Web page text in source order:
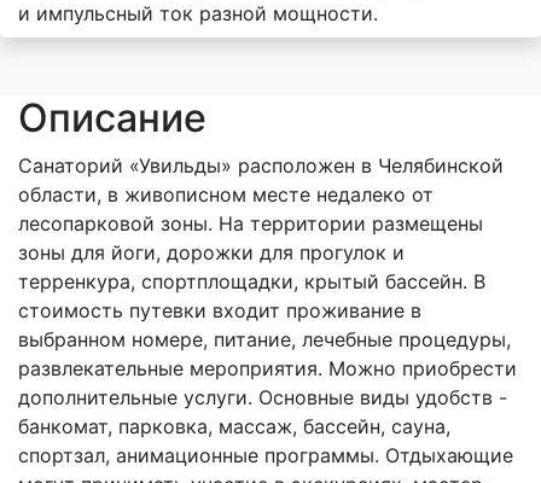
и импульсный ток разной мощности.
Описание
Санаторий «Увильды» расположен в Челябинской
области, в живописном месте недалеко от
лесопарковой зоны. На территории размещены
зоны для йоги, дорожки для прогулок и
терренкура, спортплощадки, крытый бассейн. В
стоимость путевки входит проживание в
выбранном номере, питание, лечебные процедуры,
развлекательные мероприятия. Можно приобрести
дополнительные услуги. Основные виды удобств -
банкомат, парковка, массаж, бассейн, сауна,
спортзал, анимационные программы. Отдыхающие